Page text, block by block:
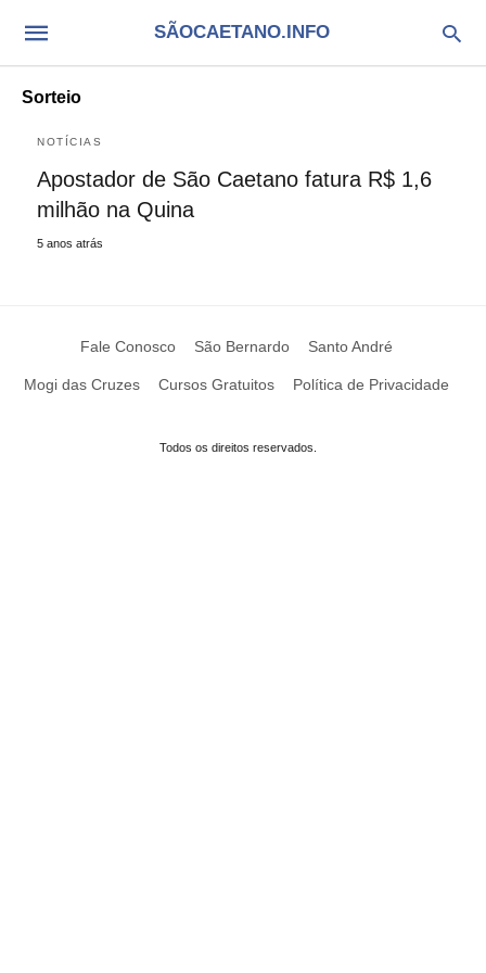
SÃOCAETANO.INFO
Sorteio
NOTÍCIAS
Apostador de São Caetano fatura R$ 1,6
milhão na Quina
5 anos atrás
Fale Conosco São Bernardo Santo André
Mogi das Cruzes Cursos Gratuitos Política de Privacidade
Todos os direitos reservados.